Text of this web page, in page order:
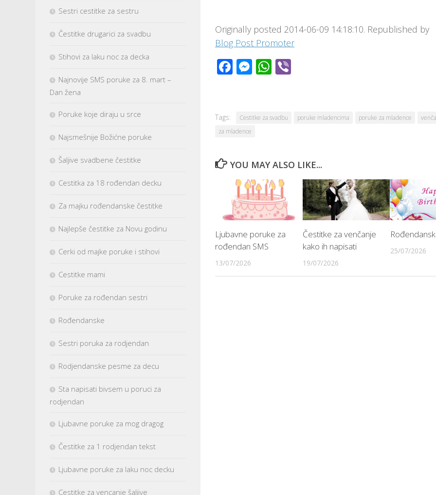
Originally posted 2014-06-09 14:18:10. Republished by
Blog Post Promoter
Facebook
Messenger
WhatsApp
Tags: Cestitke za svadbu poruke mladencima poruke za mladence
za mladence
YOU MAY ALSO LIKE...
Ljubavne poruke za
rođendan SMS
13/07/2026
Čestitke za venčanje
kako ih napisati
19/07/2026
25/07/2026
Sestri cestitke za sestru
Čestitke drugarici za svadbu
Stihovi za laku noc za decka
Najnovije SMS poruke za 8. mart –
Dan žena
Poruke koje diraju u srce
Najsmešnije Božićne poruke
Šaljive svadbene čestitke
Cestitka za 18 rođendan decku
Za majku rođendanske čestitke
Najlepše čestitke za Novu godinu
Cerki od majke poruke i stihovi
Cestitke mami
Poruke za rođendan sestri
Rođendanske
Sestri poruka za rodjendan
Rodjendanske pesme za decu
Sta napisati bivsem u poruci za
rodjendan
Ljubavne poruke za mog dragog
Čestitke za 1 rodjendan tekst
Ljubavne poruke za laku noc decku
Cestitke za vencanje šaljive